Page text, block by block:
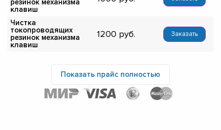
резинок механизма
клавиш
Чистка
токопроводящих
резинок механизма
клавиш
1200 Заказать
Показать прайс полностью